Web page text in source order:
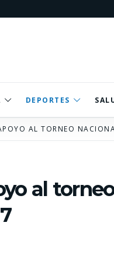
DEPORTES
AL TORNEO
al